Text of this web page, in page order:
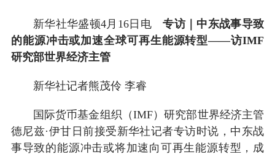
新华社华盛顿4月16日电 专访｜中东战事导致
的能源冲击或加速全球可再生能源转型——访IMF
研究部世界经济主管
新华社记者熊茂伶 李睿
国际货币基金组织（IMF）研究部世界经济主管
德尼兹·伊甘日前接受新华社记者专访时说，中东战
事导致的能源冲击或将加速向可再生能源转型，成